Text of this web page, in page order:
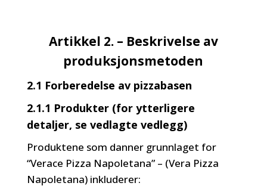
Artikkel 2. – Beskrivelse av
produksjonsmetoden
2.1 Forberedelse av pizzabasen
2.1.1 Produkter (for ytterligere
detaljer, se vedlagte vedlegg)
Produktene som danner grunnlaget for
“Verace Pizza Napoletana” – (Vera Pizza
Napoletana) inkluderer: